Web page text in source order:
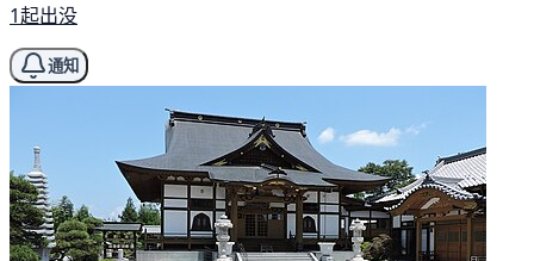
1起出没
通知